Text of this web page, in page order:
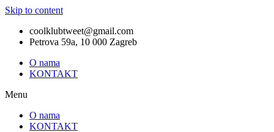
Skip to content
coolklubtweet@gmail.com
Petrova 59a, 10 000 Zagreb
O nama
KONTAKT
Menu
O nama
KONTAKT